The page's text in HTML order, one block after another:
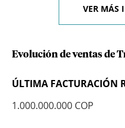
VER MÁS
Evolución de ventas de
ÚLTIMA FACTURACIÓN
1.000.000.000 COP